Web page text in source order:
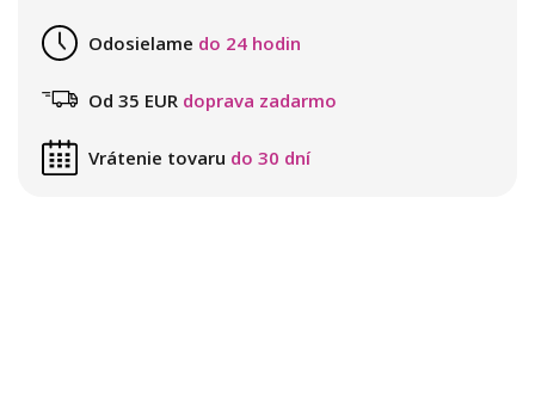
Odosielame do 24 hodin
Od 35 EUR doprava zadarmo
Vrátenie tovaru do 30 dní